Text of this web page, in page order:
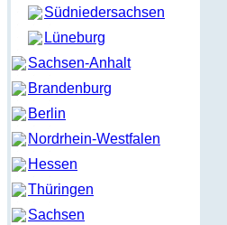
Südniedersachsen
Lüneburg
Sachsen-Anhalt
Brandenburg
Berlin
Nordrhein-Westfalen
Hessen
Thüringen
Sachsen